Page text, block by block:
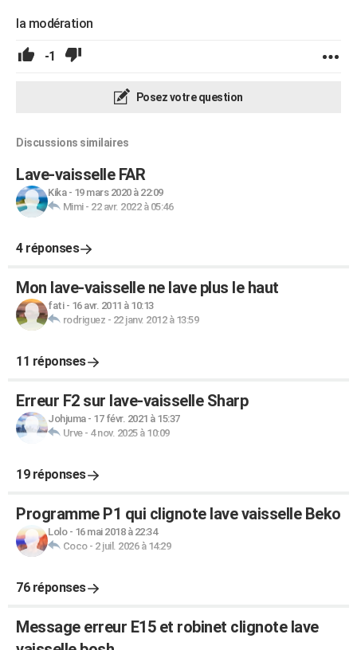
la modération
-1
Posez votre question
Discussions similaires
Lave-vaisselle FAR
Kika- 19 mars 2020 à 22:09
Mimi- 22 avr. 2022 à 05:46
4 réponses
Mon lave-vaisselle ne lave plus le haut
fati- 16 avr. 2011 à 10:13
rodriguez - 22 janv. 2012 à 13:59
11 réponses
Erreur F2 sur lave-vaisselle Sharp
Johjuma- 17 févr. 2021 à 15:37
Urve- 4 nov. 2025 à 10:09
19 réponses
Programme P1 qui clignote lave vaisselle Beko
Lolo- 16 mai 2018 à 22:34
Coco- 2 juil. 2026 à 14:29
76 réponses
Message erreur E15 et robinet clignote lave